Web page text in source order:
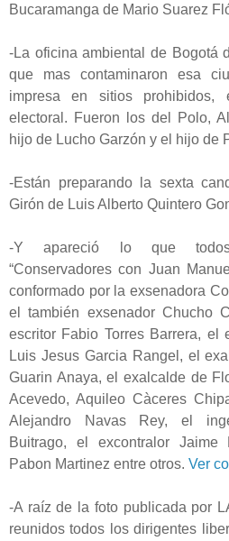
Bucaramanga de Mario Suarez
-La oficina ambiental de Bogotá
que mas contaminaron esa
impresa en sitios prohibidos,
electoral. Fueron los del Polo,
hijo de Lucho Garzón y el hijo de
-Están preparando la sexta
Girón de Luis Alberto Quintero
-Y apareció lo que todos
“Conservadores con Juan
conformado por la exsenadora
el también exsenador Chucho
escritor Fabio Torres Barrera, el
Luis Jesus Garcia Rangel, el
Guarin Anaya, el exalcalde de
Acevedo, Aquileo Càceres
Alejandro Navas Rey, el
Buitrago, el excontralor Jaime
Pabon Martinez entre otros. Ver
-A raíz de la foto publicada por
reunidos todos los dirigentes